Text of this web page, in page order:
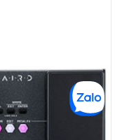
TPHCM, Quận 5, Hồ Chí
Quận Bình Thạnh, Hồ